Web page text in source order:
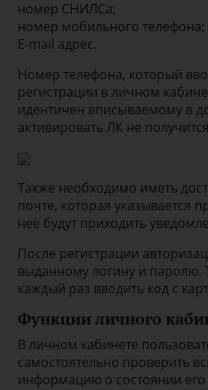
номер СНИЛСа;
номер мобильного телефона;
E-mail адрес.
Номер телефона, который
регистрации в личном
идентичен вписываемому в
активировать ЛК не
Также необходимо иметь
почте, которая указывается
нее будут приходить
После регистрации
выданному логину и паролю.
каждый раз вводить код с
Функции личного
В личном кабинете
самостоятельно проверить
информацию о состоянии его